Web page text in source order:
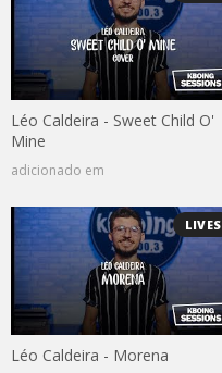
Léo Caldeira - Sweet Child O'
Mine
adicionado em
LIVES
Léo Caldeira - Morena